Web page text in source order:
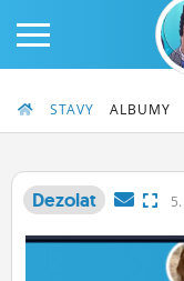
PRIHLÁS SA
STAVY ALBUMY
Dezolat 5.